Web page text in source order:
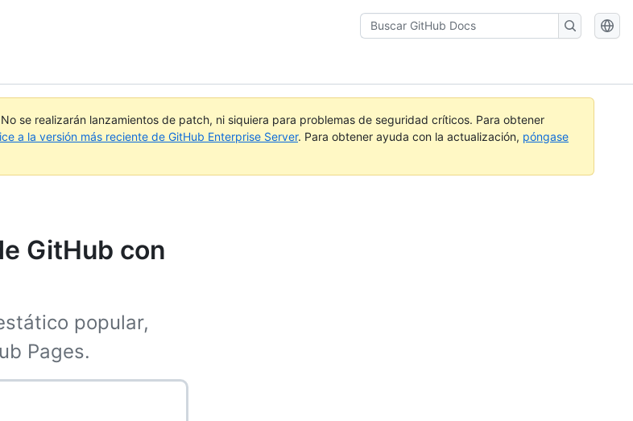
Buscar
GitHub
No se realizarán lanzamientos de patch, ni siquiera para problemas de seguridad críticos. Para obtener
a la versión más reciente de GitHub Enterprise Server. Para obtener ayuda con la actualización, póngase
GitHub con
popular,
Pages.